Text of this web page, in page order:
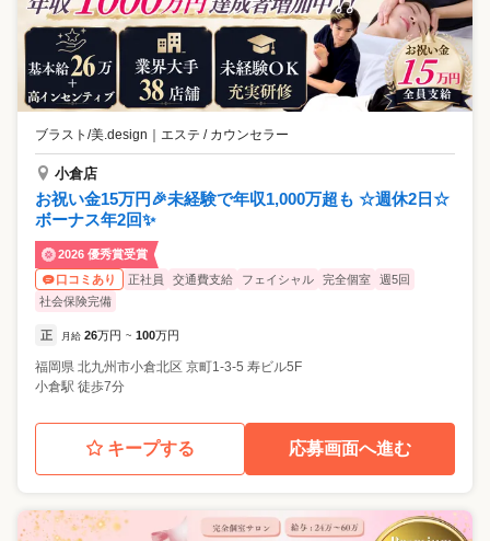
ブラスト/美.design エステ / カウンセラー
小倉店
お祝い金15万円🎉未経験で年収1,000万超も ☆週休2日☆
ボーナス年2回✨
2026 優秀賞受賞
口コミあり
正社員 交通費支給 フェイシャル 完全個室
週5回
社会保険完備
正 月給 26万円 ~ 100万円
福岡県 北九州市小倉北区 京町1-3-5 寿ビル5F
小倉駅 徒歩7分
キープする 応募画面へ進む